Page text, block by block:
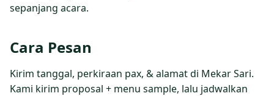
sepanjang acara.
Cara Pesan
Kirim tanggal, perkiraan pax, & alamat di Mekar Sari.
Kami kirim proposal + menu sample, lalu jadwalkan